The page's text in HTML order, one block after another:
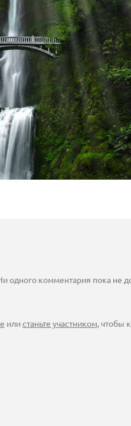
одного комментария пока не
илистаньте участником, чтобы